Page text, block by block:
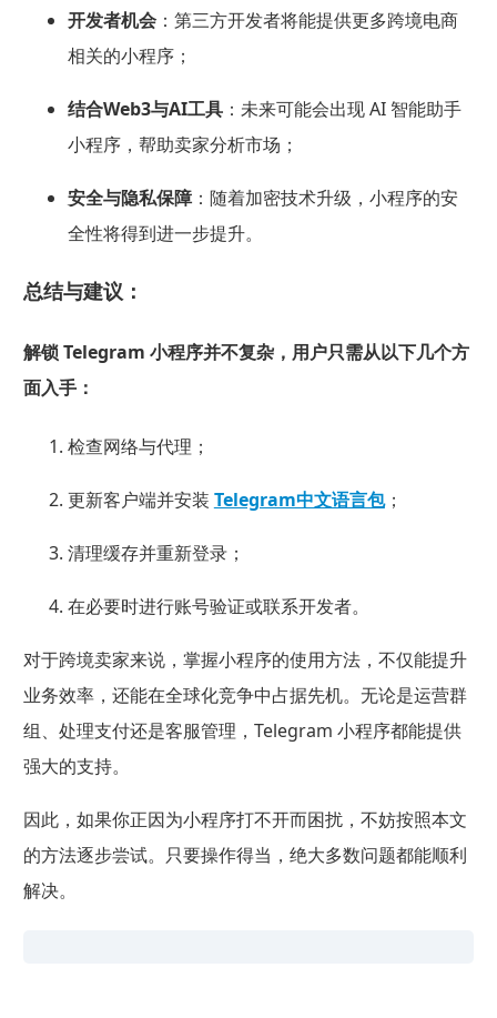
开发者机会：第三方开发者将能提供更多跨境电商
相关的小程序；
结合Web3与AI工具：未来可能会出现 AI 智能助手
小程序，帮助卖家分析市场；
安全与隐私保障：随着加密技术升级，小程序的安
全性将得到进一步提升。
总结与建议：
解锁 Telegram 小程序并不复杂，用户只需从以下几个方
面入手：
检查网络与代理；
更新客户端并安装 Telegram中文语言包；
清理缓存并重新登录；
在必要时进行账号验证或联系开发者。
对于跨境卖家来说，掌握小程序的使用方法，不仅能提升
业务效率，还能在全球化竞争中占据先机。无论是运营群
组、处理支付还是客服管理，Telegram 小程序都能提供
强大的支持。
因此，如果你正因为小程序打不开而困扰，不妨按照本文
的方法逐步尝试。只要操作得当，绝大多数问题都能顺利
解决。